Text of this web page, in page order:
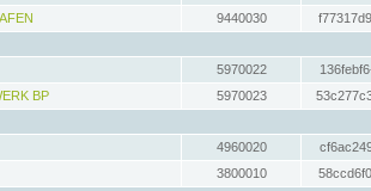
9440030
5970022
BP
5970023
4960020
3800010